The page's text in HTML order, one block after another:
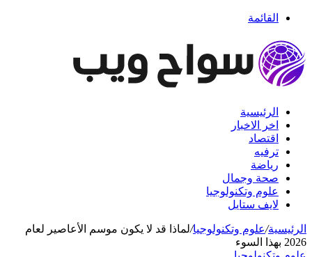
القائمة
الرئيسية
اخر الاخبار
اقتصاد
ترفيه
رياضة
صحة وجمال
علوم وتكنولوجيا
لايف ستايل
الرئيسية/علوم وتكنولوجيا/لماذا قد لا يكون موسم الأعاصير لعام
2026 بهذا السوء